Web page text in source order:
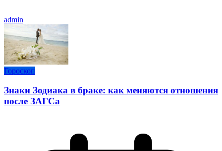
admin
Гороскоп
Знаки Зодиака в браке: как меняются отношения
после ЗАГСа